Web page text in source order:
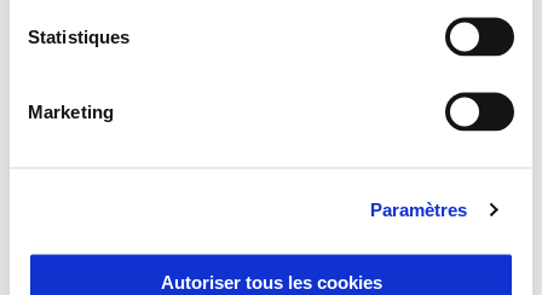
Statistiques
Marketing
Paramètres
Autoriser tous les cookies
Plus